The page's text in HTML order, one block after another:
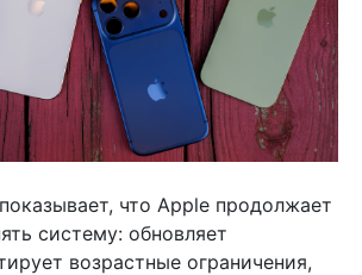
что Apple продолжает
систему: обновляет
возрастные ограничения,